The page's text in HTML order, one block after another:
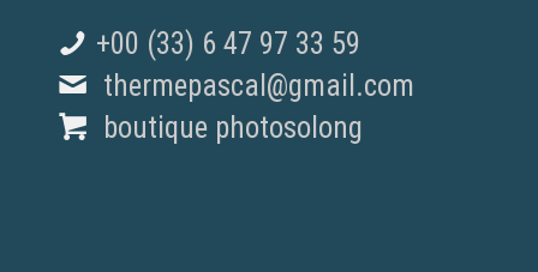
+00 (33) 6 47 97 33 59
thermepascal@gmail.com
boutique photosolong